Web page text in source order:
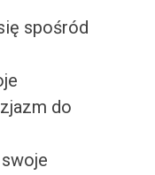
spośród
do